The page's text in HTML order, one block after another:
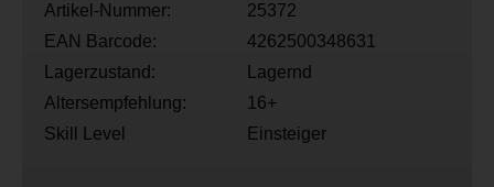
Artikel-Nummer:
25372
EAN Barcode:
4262500348631
Lagerzustand:
Lagernd
Altersempfehlung:
16+
Skill Level
Einsteiger